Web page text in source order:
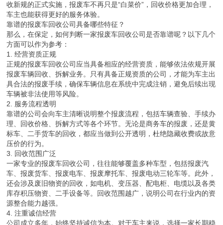
收新规的正式实施，报废车不再只是“白菜价”，回收价格更加合理，
车主也能获得更好的服务体验。
靠谱的报废车回收公司具备哪些特征？
那么，在保定，如何判断一家报废车回收公司是否靠谱呢？以下几个
方面可以作为参考：
1. 经营资质正规
正规的报废车回收公司应当具备相应的经营资质，能够依法依规开展
报废车辆回收、拆解业务。只有具备正规资质的公司，才能为车主出
具合法的报废手续，确保车辆信息在系统中完成注销，避免后续出现
车辆被非法使用等风险。
2. 服务流程透明
靠谱的公司会向车主清晰说明整个报废流程，包括车辆查验、手续办
理、回收价格、拆解方式等各个环节。无论是商务车的报废，还是黄
标车、二手货车的回收，都应当做到公开透明，杜绝隐藏收费或故意
压价的行为。
3. 回收范围广泛
一家专业的报废车回收公司，往往能够覆盖多种车型，包括报废汽
车、报废货车、报废电车、报废摩托车、报废电动三轮车等。此外，
还会涉及废旧物资的回收，如电机、变压器、配电柜、电缆以及各类
库存积压物资、二手设备等。回收范围越广，说明公司在行业内的资
源整合能力越强。
4. 注重诚信经营
公司成立多年，始终坚持诚信为本。对于车主来说，选择一家长期稳